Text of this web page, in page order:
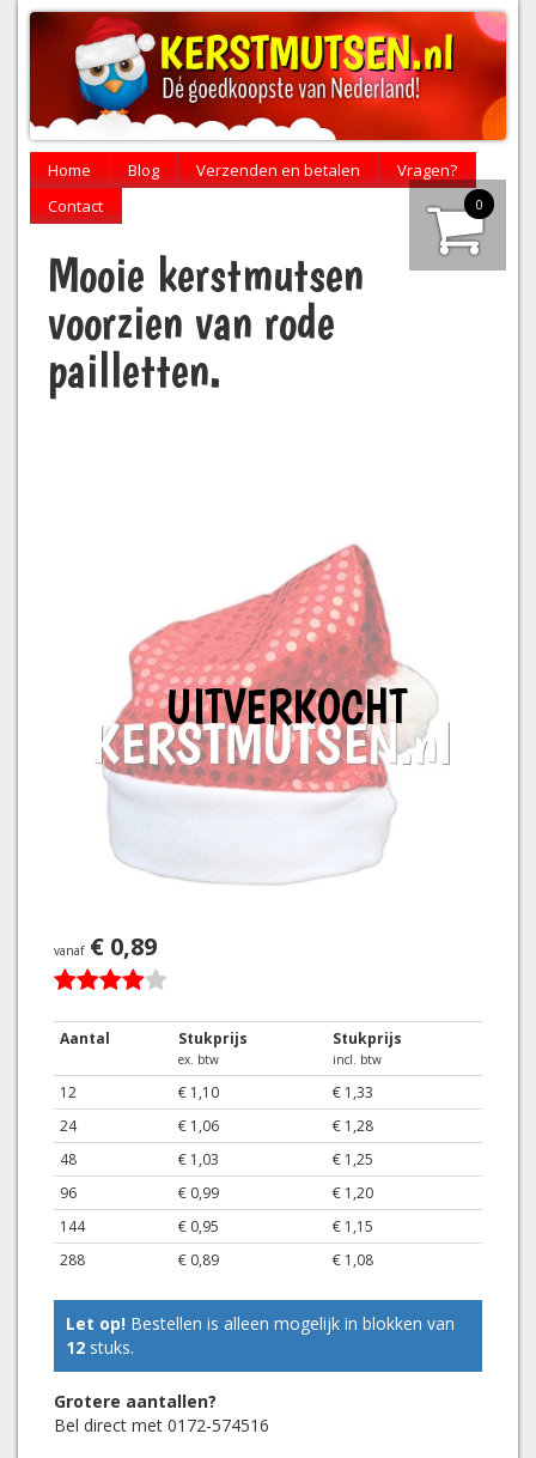
Home Blog Verzenden en betalen
Vragen?
Contact
0
Mooie kerstmutsen
voorzien van rode
pailletten.
UITVERKOCHT
vanaf€ 0,89
Aantal Stukprijs
ex. btw
Stukprijs
incl. btw
12 € 1,10
€ 1,33
24
€ 1,06
€ 1,28
48
€ 1,03
€ 1,25
96
€ 0,99
€ 1,20
144
€ 0,95
€ 1,15
288
€ 0,89 € 1,08
Let op! Bestellen is alleen mogelijk in blokken van
12 stuks.
Grotere aantallen?
Bel direct met 0172-574516